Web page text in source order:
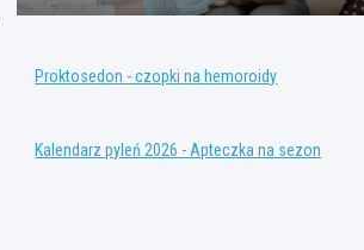
Proktosedon - czopki na hemoroidy
Kalendarz pyleń 2026 - Apteczka na sezon